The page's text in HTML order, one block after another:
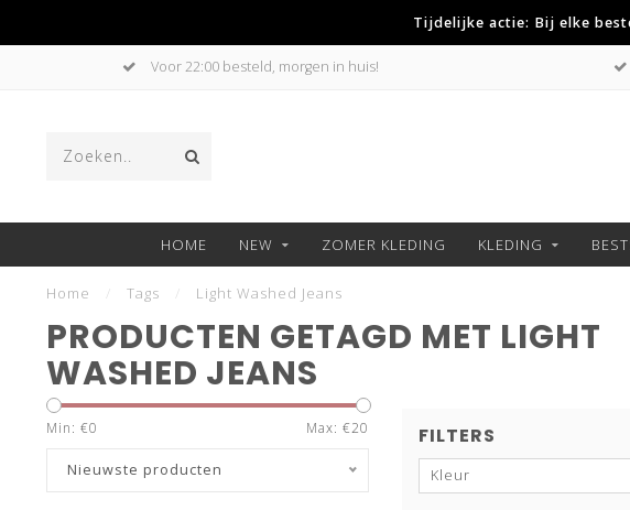
Tijdelijke actie: Bij elke
Voor 22:00 besteld, morgen in huis!
HOME NEW ZOMER KLEDING KLEDING
Home Tags Light Washed Jeans
PRODUCTEN GETAGD MET LIGHT
WASHED JEANS
Min: €0 Max: €20
Nieuwste producten
FILTERS
Kleur